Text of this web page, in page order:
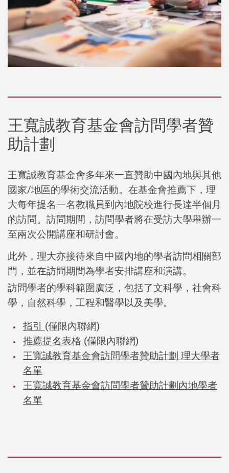
王寬誠教育基金會訪問學者贊
助計劃
王寬誠教育基金會多年來一直贊助中國內地與其他
國家/地區的學術交流活動。在基金會推薦下，理
大每年提名一名教職員到內地院校進行長達半個月
的訪問。訪問期間，訪問學者將在受訪大學舉辦一
至兩次公開講座和研討會。
此外，理大亦接待來自中國內地的學者訪問相關部
門，並在訪問期間為學者安排講座和演講。
訪問學者的學科範圍廣泛，包括了文科學，社會科
學，自然科學，工程和醫學以及美學。
指引 (僅限內聯網)
推薦提名表格 (僅限內聯網)
王寬誠教育基金會訪問學者贊助計劃 理大學者
名單
王寬誠教育基金會訪問學者贊助計劃內地學者
名單